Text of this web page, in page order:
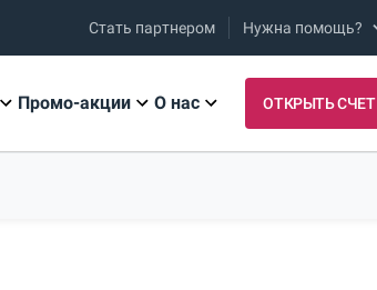
Стать партнером Нужна помощь?
Промо-акции О нас ОТКРЫТЬ СЧЕТ